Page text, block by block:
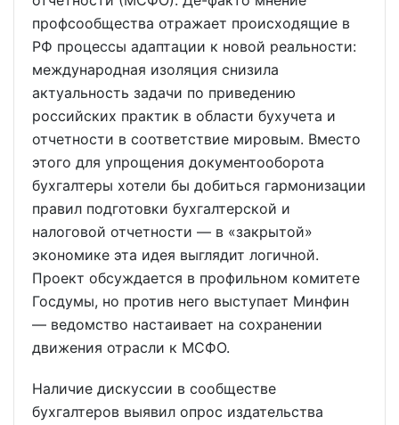
профсообщества отражает происходящие в
РФ процессы адаптации к новой реальности:
международная изоляция снизила
актуальность задачи по приведению
российских практик в области бухучета и
отчетности в соответствие мировым. Вместо
этого для упрощения документооборота
бухгалтеры хотели бы добиться гармонизации
правил подготовки бухгалтерской и
налоговой отчетности — в «закрытой»
экономике эта идея выглядит логичной.
Проект обсуждается в профильном комитете
Госдумы, но против него выступает Минфин
— ведомство настаивает на сохранении
движения отрасли к МСФО.
Наличие дискуссии в сообществе
бухгалтеров выявил опрос издательства